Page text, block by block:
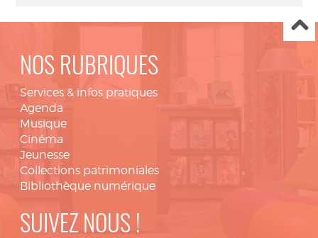
NOS RUBRIQUES
Services & infos pratiques
Agenda
Musique
Cinéma
Jeunesse
Collections patrimoniales
Bibliothèque numérique
SUIVEZ NOUS !